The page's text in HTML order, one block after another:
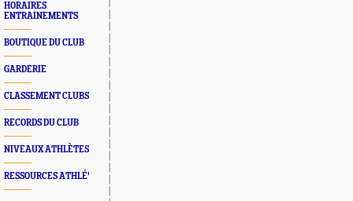
HORAIRES
ENTRAINEMENTS
BOUTIQUE DU CLUB
GARDERIE
CLASSEMENT CLUBS
RECORDS DU CLUB
NIVEAUX ATHLÈTES
RESSOURCES ATHLÉ'